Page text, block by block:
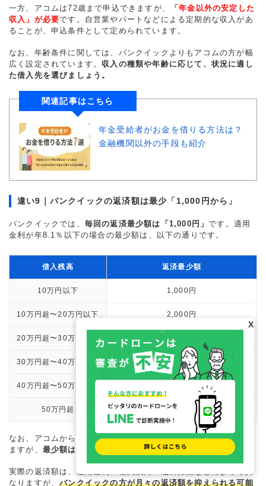
一方、アコムは72歳まで申込できますが、
「年金以外の安定した
収入」が必要です。自営業やパートなどによる定期的な収入があ
ることが、申込条件として定められています。
なお、年齢条件に関しては、バンクイックよりもアコムの方が幅
広く設定されています。 収入の種類や年齢に応じて、状況に適し
た借入先を選びましょう。
関連記事はこちら
年金受給者がお金を借りる方法は？
金融機関以外の手段も紹介
違い9｜バンクイックの返済額は最少「1,000円から」
バンクイックでは、 毎回の返済最少額は「1,000円」です。適用
金利が年8.1％以下の場合の最少額は、以下の通りです。
借入残高 返済最少額
10万円以下 1,000円
10万円超〜20万円以下 2,000円
20万円超〜30万円以下 3,000円
30万円超〜40万円以下 4,000円
40万円超〜50万円以下
50万円超 借入残高が10万円増すごとに1,000円
なお、アコムから10万円を借りた場合、適用利率によって異なり
ますが、 最少額は「2,000円」 です。
実際の返済額は、適用金利・借入残高・返済方法などによって異
なりますが、バンクイックの方が月々の返済額を抑えられる可能
X